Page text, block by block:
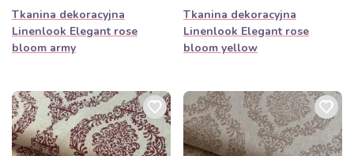
Tkanina dekoracyjna
Linenlook Elegant rose
bloom army
Tkanina dekoracyjna
Linenlook Elegant rose
bloom yellow